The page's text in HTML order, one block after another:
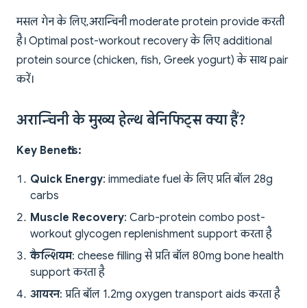
मसल गेन के लिए, अरान्चिनी moderate protein provide करती
है। Optimal post-workout recovery के लिए additional
protein source (chicken, fish, Greek yogurt) के साथ pair
करें।
अरान्चिनी के मुख्य हेल्थ बेनिफिट्स क्या हैं?
Key Benefits:
Quick Energy: immediate fuel के लिए प्रति बॉल 28g
carbs
Muscle Recovery: Carb-protein combo post-
workout glycogen replenishment support करता है
कैल्शियम: cheese filling से प्रति बॉल 80mg bone health
support करता है
आयरन: प्रति बॉल 1.2mg oxygen transport aids करता है